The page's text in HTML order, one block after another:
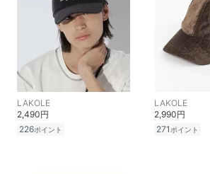
LAKOLE
2,490円
226ポイント
LAKOLE
2,990円
271 ポイント